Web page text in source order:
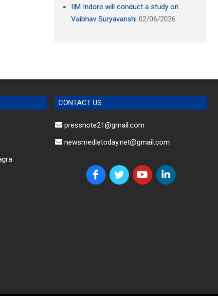
IIM Indore will conduct a study on
Vaibhav Suryavanshi 02/06/2026
CONTACT US
pressnote21@gmail.com
newsmediatoday.net@gmail.com